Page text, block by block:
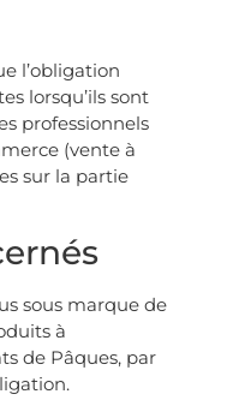
l’obligation
lorsqu’ils sont
professionnels
(vente à
sur la partie
sous marque de
à
de Pâques, par